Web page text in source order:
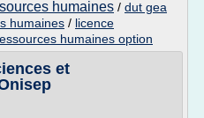
humaines / dut gea
humaines / licence
humaines option
et